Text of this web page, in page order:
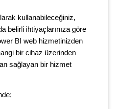
kullanabileceğiniz,
belirli ihtiyaçlarınıza göre
BI web hizmetinizden
bir cihaz üzerinden
sağlayan bir hizmet